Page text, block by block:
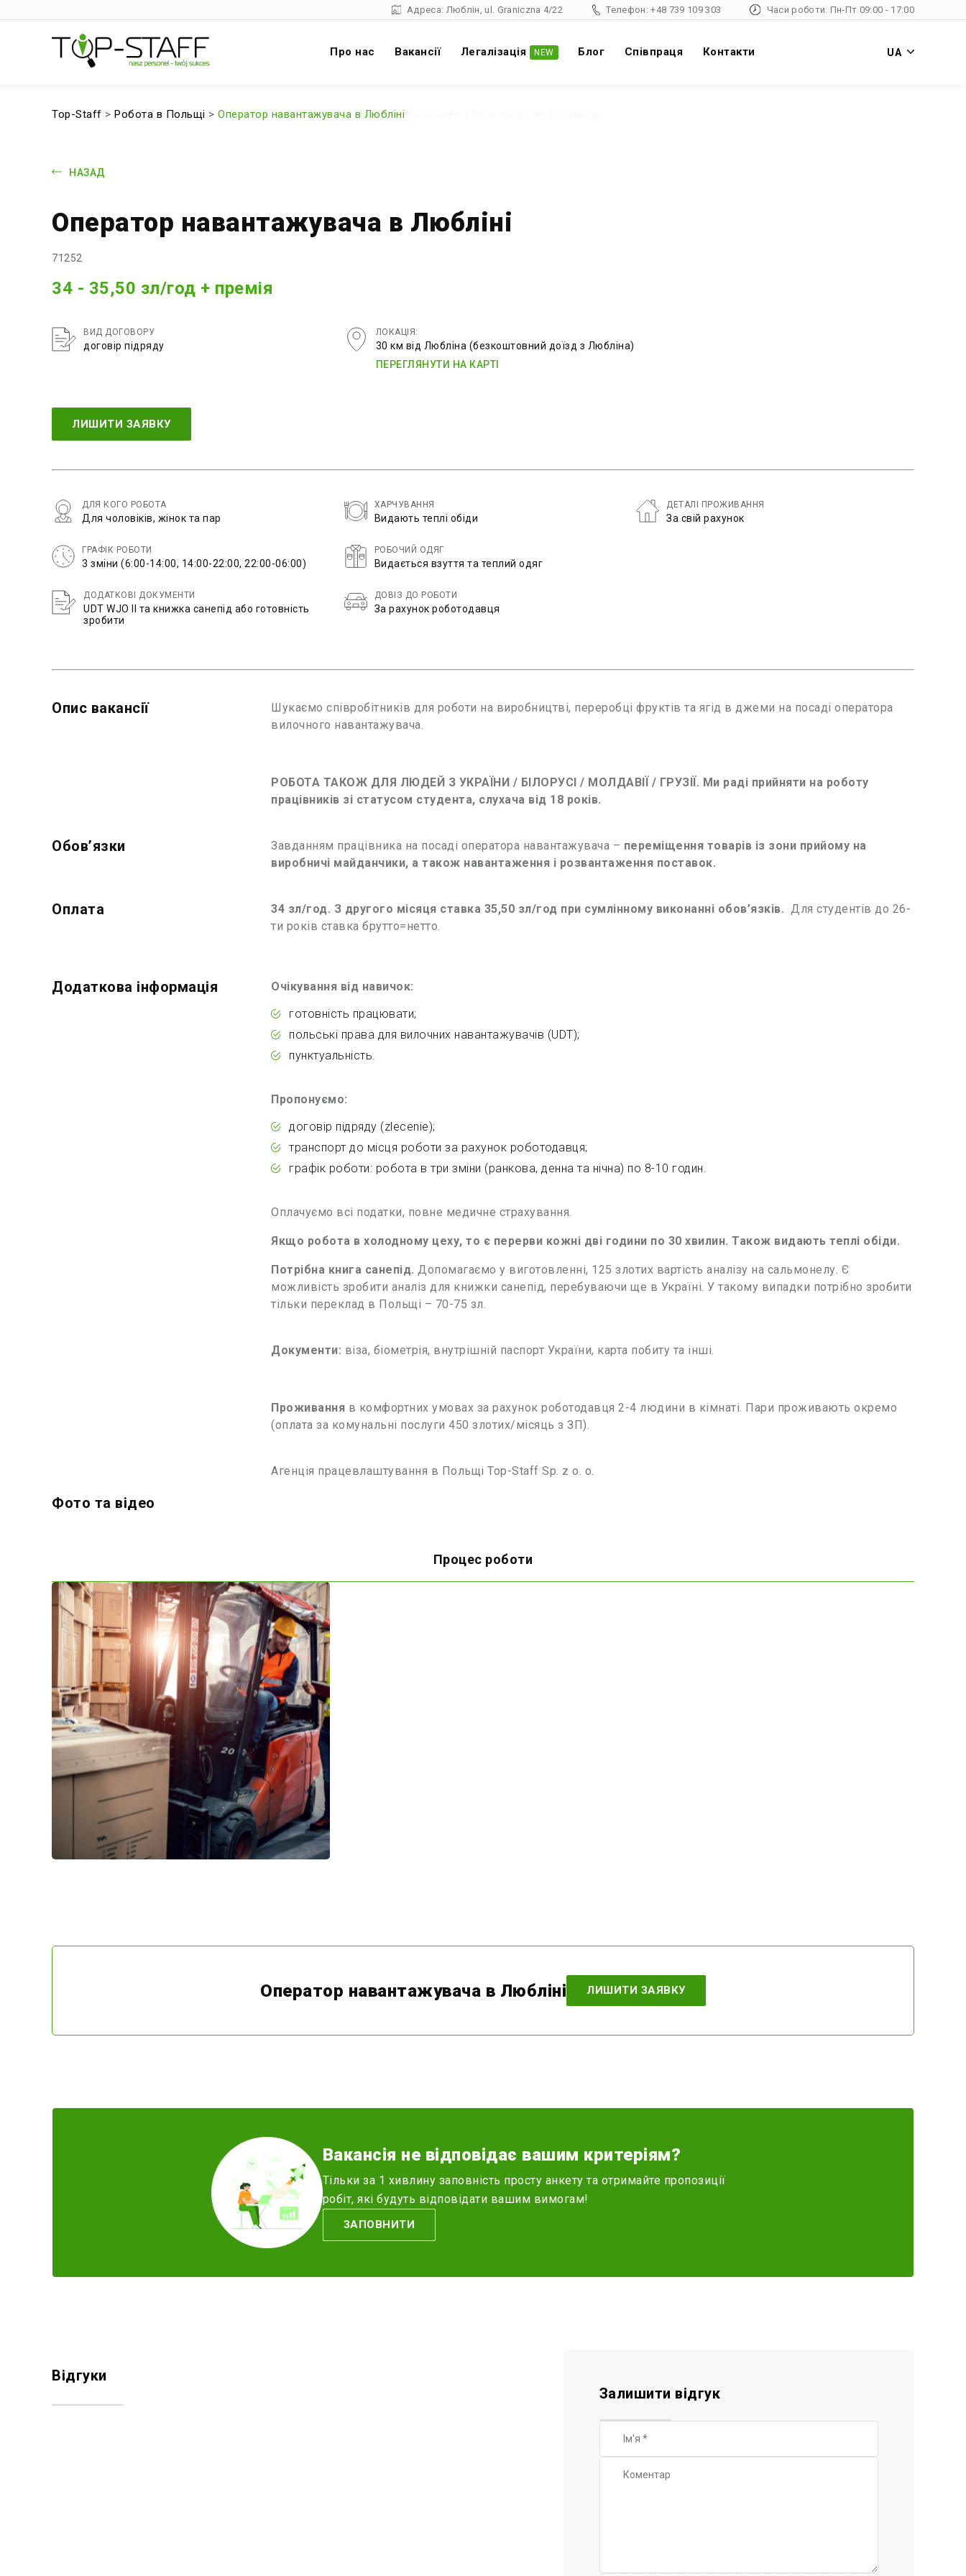
Адреса: Люблін, ul. Graniczna 4/22 Телефон: +48 739 109 303 Часи роботи: Пн-Пт 09:00 - 17:00
Про нас Вакансії Легалізація NEW Блог Співпраця Контакти UA
Top-Staff > Робота в Польщі > Оператор навантажувача в Любліні
НАЗАД
Оператор навантажувача в Любліні
71252
34 - 35,50 зл/год + премія
ВИД ДОГОВОРУ
договір підряду
ЛОКАЦІЯ:
30 км від Любліна (безкоштовний доїзд з Любліна)
ПЕРЕГЛЯНУТИ НА КАРТІ
ЛИШИТИ ЗАЯВКУ
ДЛЯ КОГО РОБОТА
Для чоловіків, жінок та пар
ГРАФІК РОБОТИ
3 зміни (6:00-14:00, 14:00-22:00, 22:00-06:00)
ДОДАТКОВІ ДОКУМЕНТИ
UDT WJO II та книжка санепід або готовність
зробити
ХАРЧУВАННЯ
Видають теплі обіди
РОБОЧИЙ ОДЯГ
Видається взуття та теплий одяг
ДОВІЗ ДО РОБОТИ
За рахунок роботодавця
ДЕТАЛІ ПРОЖИВАННЯ
За свій рахунок
Опис вакансії
Шукаємо співробітників для роботи на виробництві, переробці фруктів та ягід в джеми на посаді оператора
вилочного навантажувача.
РОБОТА ТАКОЖ ДЛЯ ЛЮДЕЙ З УКРАЇНИ / БІЛОРУСІ / МОЛДАВІЇ / ГРУЗІЇ. Ми раді прийняти на роботу
працівників зі статусом студента, слухача від 18 років.
Обовʼязки Завданням працівника на посаді оператора навантажувача – переміщення товарів із зони прийому на
виробничі майданчики, а також навантаження і розвантаження поставок.
Оплата 34 зл/год. З другого місяця ставка 35,50 зл/год при сумлінному виконанні обов’язків. Для студентів до 26-
ти років ставка брутто=нетто.
Додаткова інформація
Очікування від навичок:
готовність працювати;
польські права для вилочних навантажувачів (UDT);
пунктуальність.
Пропонуємо:
договір підряду (zlecenie);
транспорт до місця роботи за рахунок роботодавця;
графік роботи: робота в три зміни (ранкова, денна та нічна) по 8-10 годин.
Оплачуємо всі податки, повне медичне страхування.
Якщо робота в холодному цеху, то є перерви кожні дві години по 30 хвилин. Також видають теплі обіди.
Потрібна книга санепід. Допомагаємо у виготовленні, 125 злотих вартість аналізу на сальмонелу. Є
можливість зробити аналіз для книжки санепід, перебуваючи ще в Україні. У такому випадки потрібно зробити
тільки переклад в Польщі – 70-75 зл.
Документи: віза, біометрія, внутрішній паспорт України, карта побиту та інші.
Проживання в комфортних умовах за рахунок роботодавця 2-4 людини в кімнаті. Пари проживають окремо
(оплата за комунальні послуги 450 злотих/місяць з ЗП).
Агенція працевлаштування в Польщі Top-Staff Sp. z o. o.
Фото та відео
Процес роботи
Оператор навантажувача в Любліні ЛИШИТИ ЗАЯВКУ
Вакансія не відповідає вашим критеріям?
Тільки за 1 хивлину заповність просту анкету та отримайте пропозиції
робіт, які будуть відповідати вашим вимогам!
ЗАПОВНИТИ
Відгуки
Залишити відгук